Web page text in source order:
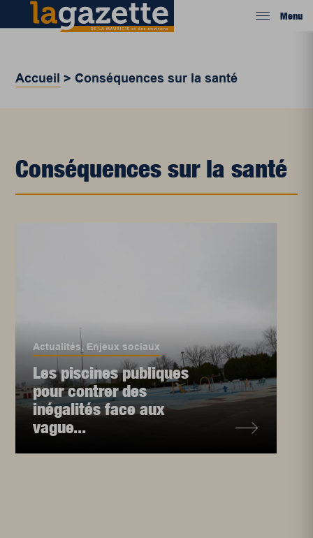
Menu
Accueil > Conséquences sur la santé
Conséquences sur la santé
Actualités, Enjeux sociaux
Les piscines publiques
pour contrer des
inégalités face aux
vague...